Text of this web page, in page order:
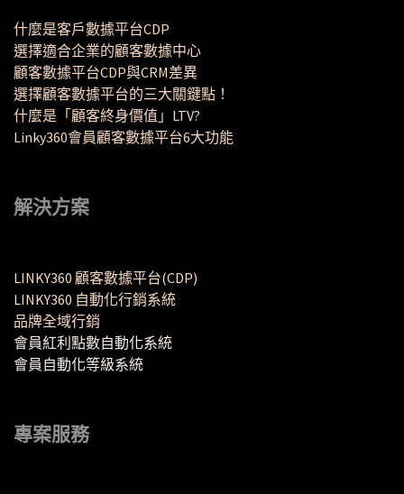
什麼是客戶數據平台CDP
選擇適合企業的顧客數據中心
顧客數據平台CDP與CRM差異
選擇顧客數據平台的三大關鍵點！
什麼是「顧客終身價值」LTV?
Linky360會員顧客數據平台6大功能
解決方案
LINKY360 顧客數據平台(CDP)
LINKY360 自動化行銷系統
品牌全域行銷
會員紅利點數自動化系統
會員自動化等級系統
專案服務